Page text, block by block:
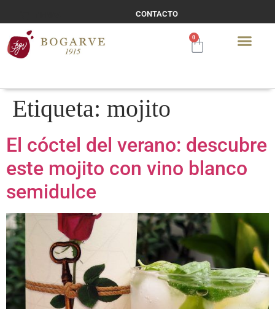
CONTACTO
0
Etiqueta: mojito
El cóctel del verano: descubre
este mojito con vino blanco
semidulce